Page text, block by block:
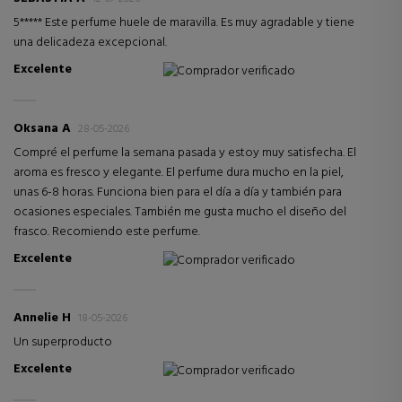
5***** Este perfume huele de maravilla. Es muy agradable y tiene
una delicadeza excepcional.
Excelente
Comprador verificado
Oksana A 28-05-2026
Compré el perfume la semana pasada y estoy muy satisfecha. El
aroma es fresco y elegante. El perfume dura mucho en la piel,
unas 6-8 horas. Funciona bien para el día a día y también para
ocasiones especiales. También me gusta mucho el diseño del
frasco. Recomiendo este perfume.
Excelente
Comprador verificado
Annelie H 18-05-2026
Un superproducto
Excelente
Comprador verificado